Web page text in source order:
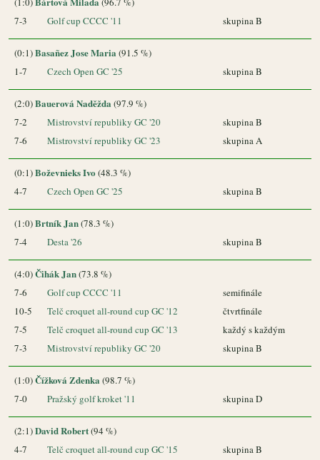
7-3
Golf cup CCCC '11 skupina B
(0:1)Basañez Jose Maria (91.5 %)
1-7
Czech Open GC '25 skupina B
(2:0)Bauerová Naděžda (97.9 %)
7-2
Mistrovství republiky GC '20
skupina B
7-6
Mistrovství republiky GC '23 skupina A
(0:1)Boževnieks Ivo (48.3 %)
4-7
Czech Open GC '25 skupina B
(1:0)Brtník Jan(78.3 %)
7-4
Desta '26 skupina B
(4:0)Čihák Jan(73.8 %)
7-6
Golf cup CCCC '11
semifinále
10-5
Telč croquet all-round cup GC '12
čtvrtfinále
7-5
Telč croquet all-round cup GC '13
každý s každým
7-3
Mistrovství republiky GC '20 skupina B
(1:0)Čížková Zdenka (98.7 %)
7-0
Pražský golf kroket '11 skupina D
(2:1)David Robert(94 %)
4-7
Telč croquet all-round cup GC '15
skupina B